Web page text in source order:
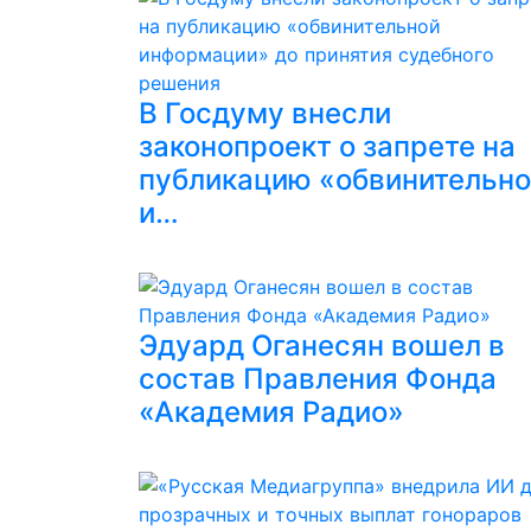
В Госдуму внесли
законопроект о запрете на
публикацию
и…
Эдуард Оганесян вошел в
состав Правления Фонда
«Академия Радио»